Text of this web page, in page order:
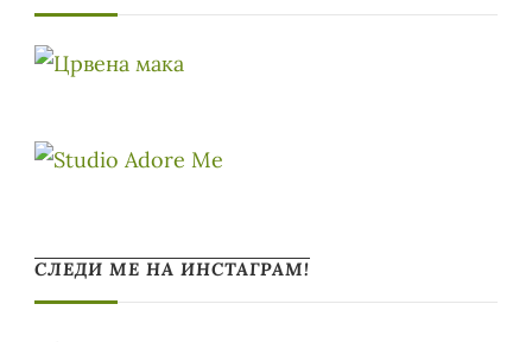
СЛЕДИ МЕ НА ИНСТАГРАМ!